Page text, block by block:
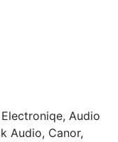
, Audio
Audio, Canor,